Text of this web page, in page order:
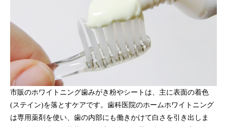
市販のホワイトニング歯みがき粉やシートは、主に表面の着色
(ステイン)を落とすケアです。歯科医院のホームホワイトニング
は専用薬剤を使い、歯の内部にも働きかけて白さを引き出しま